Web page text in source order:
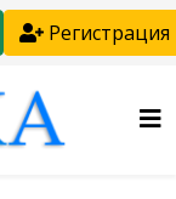
Регистрация